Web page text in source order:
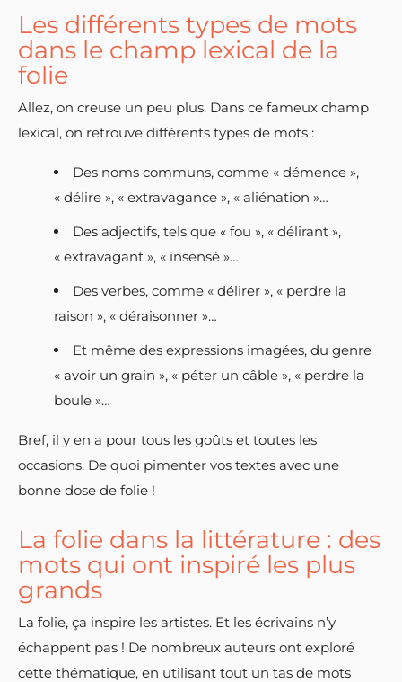
Les différents types de mots
dans le champ lexical de la
folie
Allez, on creuse un peu plus. Dans ce fameux champ
lexical, on retrouve différents types de mots :
Des noms communs, comme « démence »,
« délire », « extravagance », « aliénation »…
Des adjectifs, tels que « fou », « délirant »,
« extravagant », « insensé »…
Des verbes, comme « délirer », « perdre la
raison », « déraisonner »…
Et même des expressions imagées, du genre
« avoir un grain », « péter un câble », « perdre la
boule »…
Bref, il y en a pour tous les goûts et toutes les
occasions. De quoi pimenter vos textes avec une
bonne dose de folie !
La folie dans la littérature : des
mots qui ont inspiré les plus
grands
La folie, ça inspire les artistes. Et les écrivains n’y
échappent pas ! De nombreux auteurs ont exploré
cette thématique, en utilisant tout un tas de mots